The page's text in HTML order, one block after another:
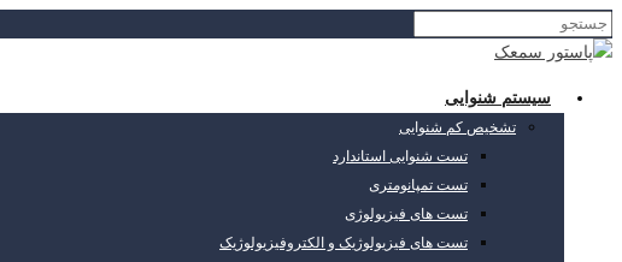
سیستم شنوایی
تشخیص کم شنوایی
تست شنوایی استاندارد
تست تمپانومتری
تست های فیزیولوژی
تست های فیزیولوژیک و الکتروفیزیولوژیک